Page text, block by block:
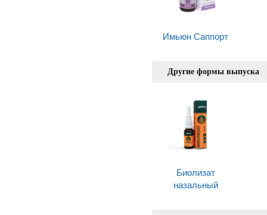
Имьюн Саппорт
Другие формы выпуска
Биолизат
назальный